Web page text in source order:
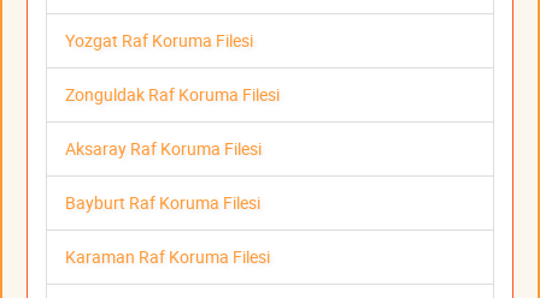
Yozgat Raf Koruma Filesi
Zonguldak Raf Koruma Filesi
Aksaray Raf Koruma Filesi
Bayburt Raf Koruma Filesi
Karaman Raf Koruma Filesi